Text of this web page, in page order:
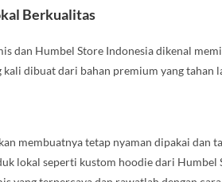
Berkualitas
dan Humbel Store Indonesia dikenal
dibuat dari bahan premium yang tahan
membuatnya tetap nyaman dipakai dan
lokal seperti kustom hoodie dari